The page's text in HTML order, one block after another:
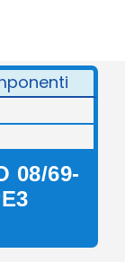
08/69-